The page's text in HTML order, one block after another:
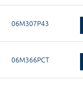
06M307P43
06M366PCT